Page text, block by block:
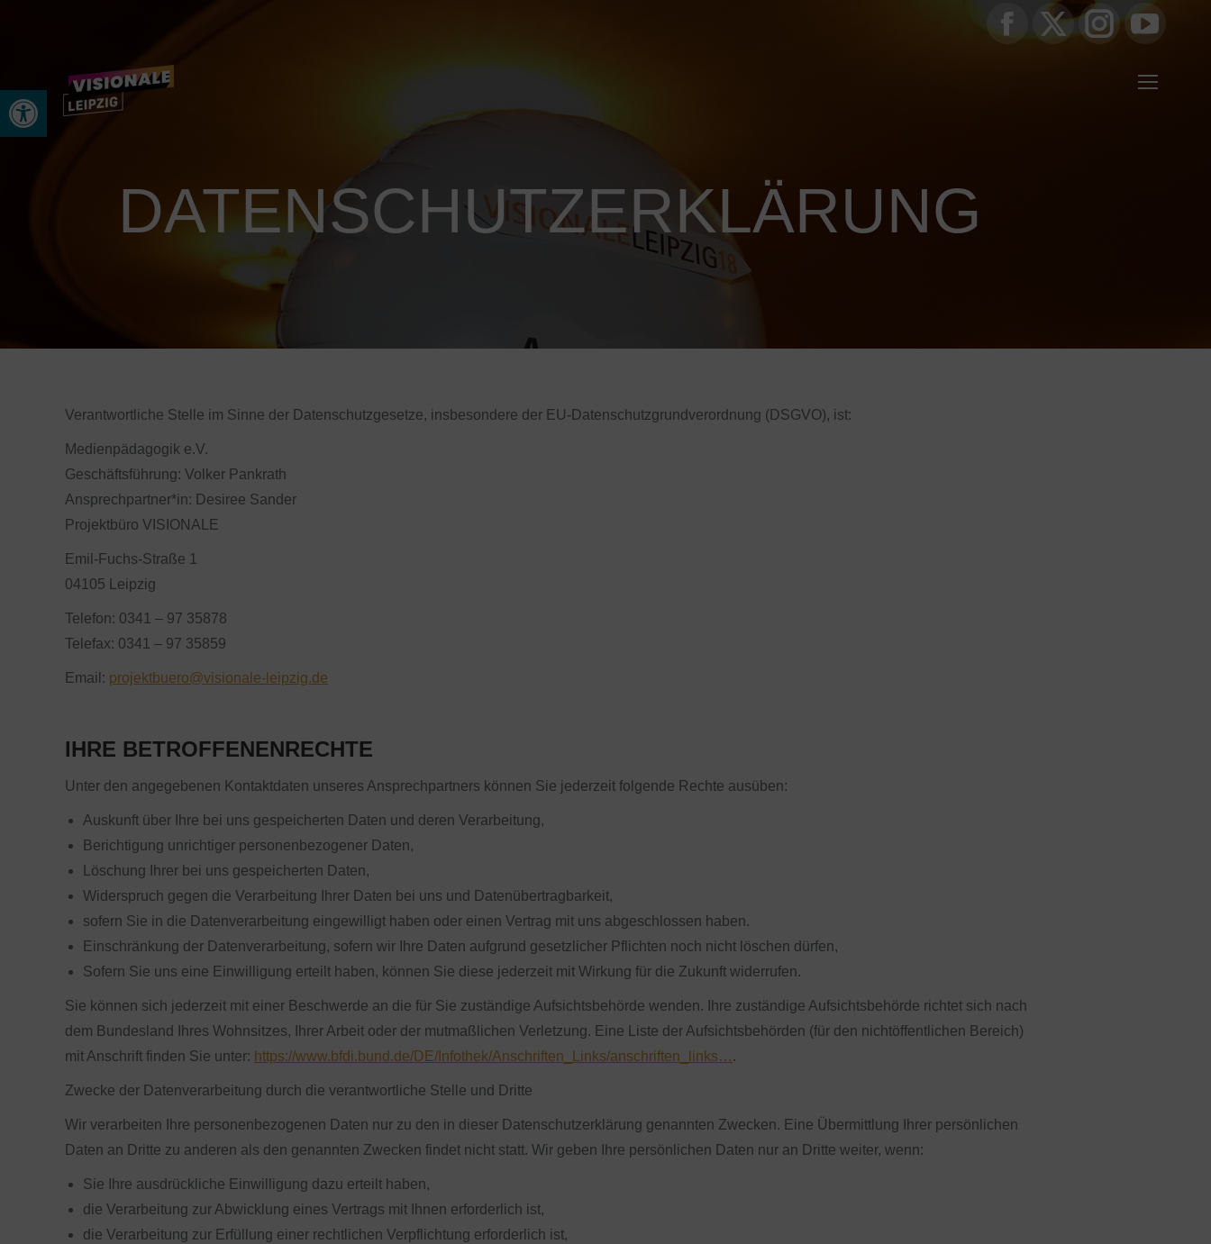
Werkzeugleiste öffnen
Facebook
X Instagram
DATENSCHUTZERKLÄRUNG
Verantwortliche Stelle im Sinne der Datenschutzgesetze, insbesondere der EU-Datenschutzgrundverordnung (DSGVO), ist:
Medienpädagogik e.V.
Geschäftsführung: Volker Pankrath
Ansprechpartner*in: Desiree Sander
Projektbüro VISIONALE
Emil-Fuchs-Straße 1
04105 Leipzig
Telefon: 0341 – 97 35878
Telefax: 0341 – 97 35859
Email: projektbuero@visionale-leipzig.de
IHRE BETROFFENENRECHTE
Unter den angegebenen Kontaktdaten unseres Ansprechpartners können Sie jederzeit folgende Rechte ausüben:
Auskunft über Ihre bei uns gespeicherten Daten und deren Verarbeitung,
Berichtigung unrichtiger personenbezogener Daten,
Löschung Ihrer bei uns gespeicherten Daten,
Widerspruch gegen die Verarbeitung Ihrer Daten bei uns und Datenübertragbarkeit,
sofern Sie in die Datenverarbeitung eingewilligt haben oder einen Vertrag mit uns abgeschlossen haben.
Einschränkung der Datenverarbeitung, sofern wir Ihre Daten aufgrund gesetzlicher Pflichten noch nicht löschen dürfen,
Sofern Sie uns eine Einwilligung erteilt haben, können Sie diese jederzeit mit Wirkung für die Zukunft widerrufen.
Sie können sich jederzeit mit einer Beschwerde an die für Sie zuständige Aufsichtsbehörde wenden. Ihre zuständige Aufsichtsbehörde richtet sich nach
dem Bundesland Ihres Wohnsitzes, Ihrer Arbeit oder der mutmaßlichen Verletzung. Eine Liste der Aufsichtsbehörden (für den nichtöffentlichen Bereich)
mit Anschrift finden Sie unter: https://www.bfdi.bund.de/DE/Infothek/Anschriften_Links/anschriften_links….
Zwecke der Datenverarbeitung durch die verantwortliche Stelle und Dritte
Wir verarbeiten Ihre personenbezogenen Daten nur zu den in dieser Datenschutzerklärung genannten Zwecken. Eine Übermittlung Ihrer persönlichen
Daten an Dritte zu anderen als den genannten Zwecken findet nicht statt. Wir geben Ihre persönlichen Daten nur an Dritte weiter, wenn:
Sie Ihre ausdrückliche Einwilligung dazu erteilt haben,
die Verarbeitung zur Abwicklung eines Vertrags mit Ihnen erforderlich ist,
die Verarbeitung zur Erfüllung einer rechtlichen Verpflichtung erforderlich ist,